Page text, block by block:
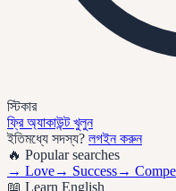
স্টিকার
ফ্রি অ্যাকাউন্ট খুলুন
ইতিমধ্যে সদস্য? লগইন করুন
🔥 Popular searches
→ Love→ Success→
📖 Learn English